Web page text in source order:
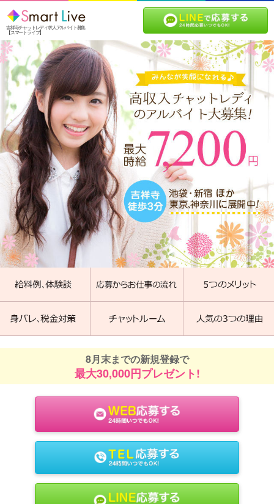
吉祥寺チャットレディ求人アルバイト募集
【スマートライブ】
8月末までの新規登録で
最大30,000円プレゼント!